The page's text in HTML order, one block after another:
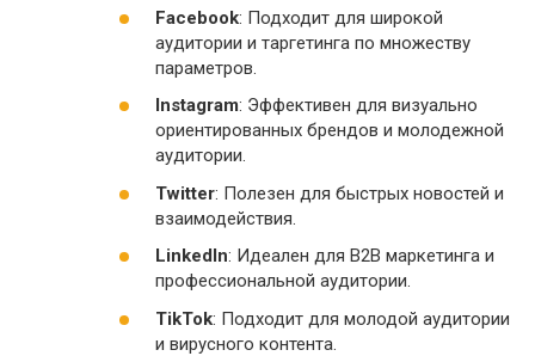
Facebook: Подходит для широкой
аудитории и таргетинга по множеству
параметров.
Instagram: Эффективен для визуально
ориентированных брендов и молодежной
аудитории.
Twitter: Полезен для быстрых новостей и
взаимодействия.
LinkedIn: Идеален для B2B маркетинга и
профессиональной аудитории.
TikTok: Подходит для молодой аудитории
и вирусного контента.